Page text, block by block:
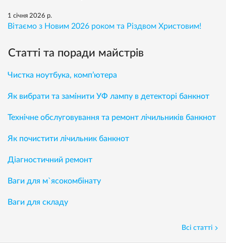
1 січня 2026 р.
Вітаємо з Новим 2026 роком та Різдвом Христовим!
Статті та поради майстрів
Чистка ноутбука, комп’ютера
Як вибрати та замінити УФ лампу в детекторі банкнот
Технічне обслуговування та ремонт лічильників банкнот
Як почистити лічильник банкнот
Діагностичний ремонт
Ваги для м`ясокомбінату
Ваги для складу
Всі статті